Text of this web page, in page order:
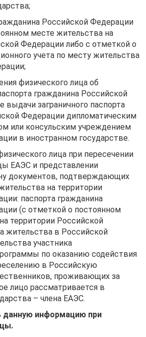
Российской Федерации
месте жительства на
Федерации либо с отметкой о
учета по месту жительства
физического лица об
гражданина Российской
выдачи заграничного паспорта
Федерации дипломатическим
или консульским учреждением
в иностранном государстве.
лица при пересечении
ЕАЭС и представлении
документов, подтверждающих
на территории
паспорта гражданина
(с отметкой о постоянном
территории Российской
жительства в Российской
участника
по оказанию содействия
в Российскую
проживающих за
лицо рассматривается в
– члена ЕАЭС.
данную информацию при